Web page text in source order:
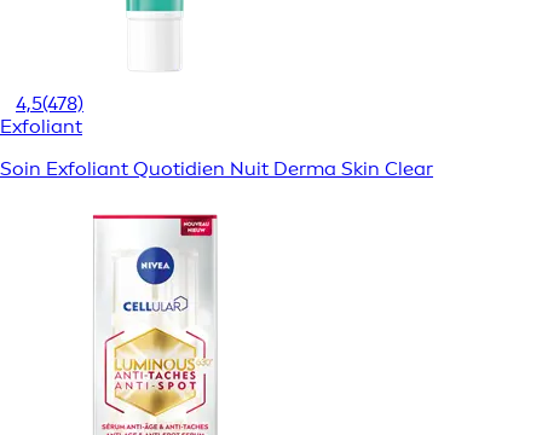
4,5(478)
Exfoliant
Soin Exfoliant Quotidien Nuit Derma Skin Clear